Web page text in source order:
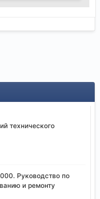
технического
Руководство по
и ремонту